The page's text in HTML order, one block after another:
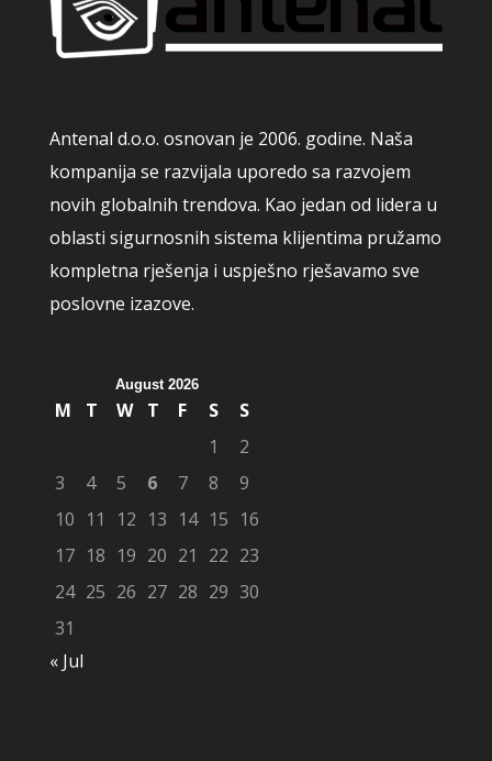
Antenal d.o.o. osnovan je 2006. godine. Naša
kompanija se razvijala uporedo sa razvojem
novih globalnih trendova. Kao jedan od lidera u
oblasti sigurnosnih sistema klijentima pružamo
kompletna rješenja i uspješno rješavamo sve
poslovne izazove.
August 2026
M T W T F S
S
1
2
3
4 5 6 7 8
9
10 11 12 13 14 15 16
17 18 19 20 21 22 23
24 25 26 27 28 29 30
31
« Jul